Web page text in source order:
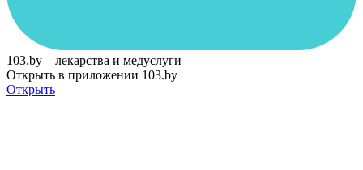
103.by – лекарства и медуслуги
Открыть в приложении 103.by
Открыть